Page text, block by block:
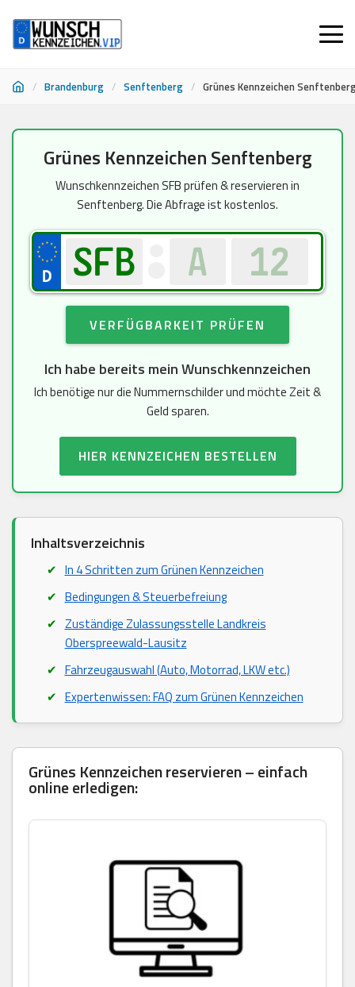
/ Brandenburg / Senftenberg / Grünes Kennzeichen
Grünes Kennzeichen Senftenberg
Wunschkennzeichen SFB prüfen & reservieren in
Senftenberg. Die Abfrage ist kostenlos.
VERFÜGBARKEIT PRÜFEN
Ich habe bereits mein Wunschkennzeichen
Ich benötige nur die Nummernschilder und möchte Zeit &
Geld sparen.
HIER KENNZEICHEN BESTELLEN
Inhaltsverzeichnis
In 4 Schritten zum Grünen Kennzeichen
Bedingungen & Steuerbefreiung
Zuständige Zulassungsstelle Landkreis
Oberspreewald-Lausitz
Fahrzeugauswahl (Auto, Motorrad, LKW etc.)
Expertenwissen: FAQ zum Grünen Kennzeichen
Grünes Kennzeichen reservieren – einfach
online erledigen: